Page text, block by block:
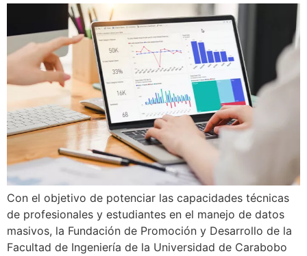
Con el objetivo de potenciar las capacidades técnicas
de profesionales y estudiantes en el manejo de datos
masivos, la Fundación de Promoción y Desarrollo de la
Facultad de Ingeniería de la Universidad de Carabobo